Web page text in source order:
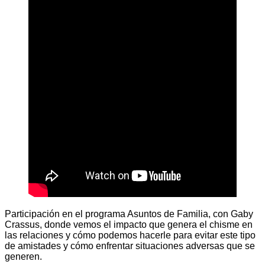
Participación en el programa Asuntos de Familia, con Gaby
Crassus, donde vemos el impacto que genera el chisme en
las relaciones y cómo podemos hacerle para evitar este tipo
de amistades y cómo enfrentar situaciones adversas que se
generen.